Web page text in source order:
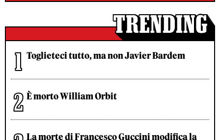
Toglieteci tutto, ma non Javier Bardem
È morto William Orbit
La morte di Francesco Guccini modifica la